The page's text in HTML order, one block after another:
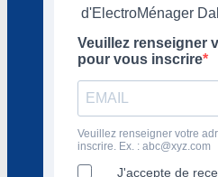
d'ElectroMénager
Veuillez renseigner
pour vous inscrire
Veuillez renseigner votre
inscrire. Ex. : abc@xyz.com
J'accepte de